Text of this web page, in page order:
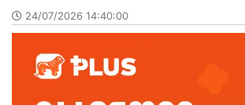
24/07/2026 14:40:00